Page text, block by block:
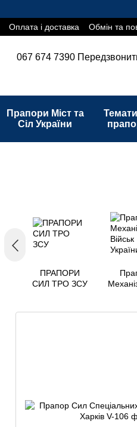
Оплата і доставка Обмін та
067 674 7390
Прапори Міст та
Сіл України
ПРАПОРИ
СИЛ ТРО ЗСУ